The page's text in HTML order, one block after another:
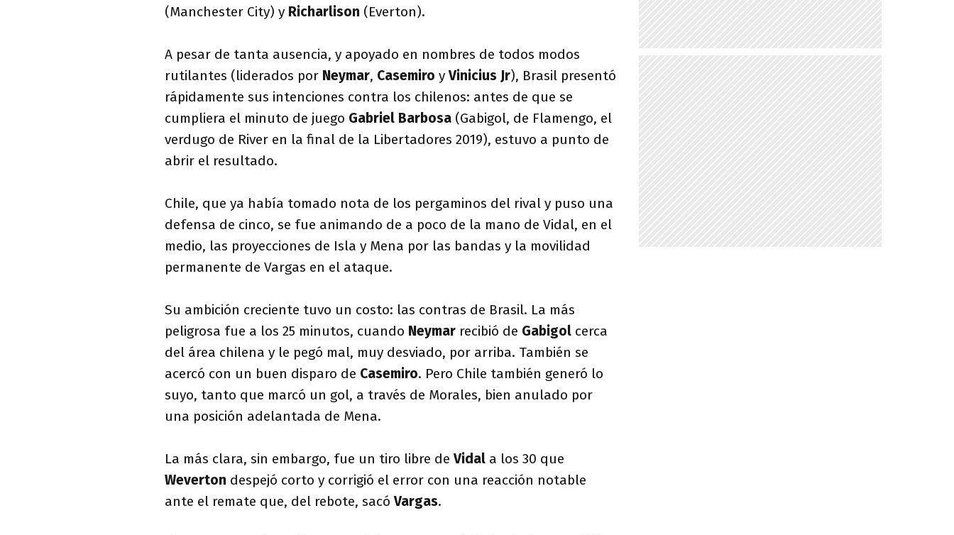
(Manchester City) y Richarlison (Everton).
A pesar de tanta ausencia, y apoyado en nombres de todos modos
rutilantes (liderados por Neymar, Casemiro yVinicius Jr), Brasil presentó
rápidamente sus intenciones contra los chilenos: antes de que se
cumpliera el minuto de juego Gabriel Barbosa (Gabigol, de Flamengo, el
verdugo de River en la final de la Libertadores 2019), estuvo a punto de
abrir el resultado.
Chile, que ya había tomado nota de los pergaminos del rival y puso una
defensa de cinco, se fue animando de a poco de la mano de Vidal, en el
medio, las proyecciones de Isla y Mena por las bandas y la movilidad
permanente de Vargas en el ataque.
Su ambición creciente tuvo un costo: las contras de Brasil. La más
peligrosa fue a los 25 minutos, cuando Neymar recibió de Gabigol cerca
del área chilena y le pegó mal, muy desviado, por arriba. También se
acercó con un buen disparo de Casemiro. Pero Chile también generó lo
suyo, tanto que marcó un gol, a través de Morales, bien anulado por
una posición adelantada de Mena.
La más clara, sin embargo, fue un tiro libre deVidal a los 30 que
Weverton despejó corto y corrigió el error con una reacción notable
ante el remate que, del rebote, sacóVargas.